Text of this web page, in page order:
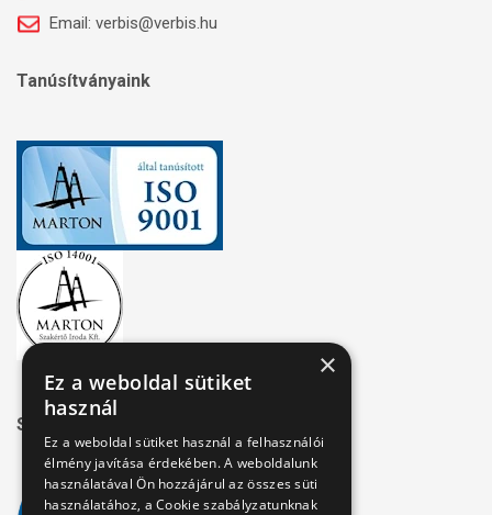
Email: verbis@verbis.hu
Tanúsítványaink
Széchenyi 2020
×
Ez a weboldal sütiket
használ
Ez a weboldal sütiket használ a felhasználói
élmény javítása érdekében. A weboldalunk
használatával Ön hozzájárul az összes süti
használatához, a Cookie szabályzatunknak